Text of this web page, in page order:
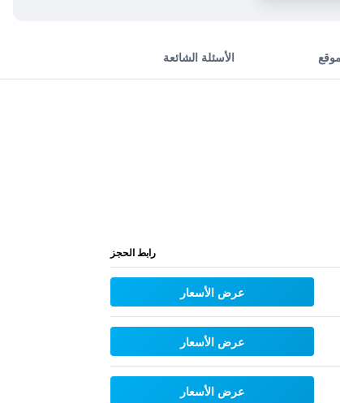
الأسئلة الشائعة
رابط الحجز
عرض الأسعار
عرض الأسعار
عرض الأسعار